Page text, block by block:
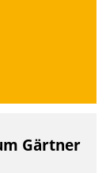
Gärtner